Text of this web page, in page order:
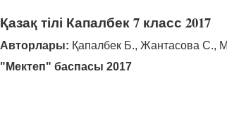
Қазақ тілі Капалбек 7 класс 2017
Авторлары: Қапалбек Б., Жантасова С.,
"Мектеп" баспасы 2017